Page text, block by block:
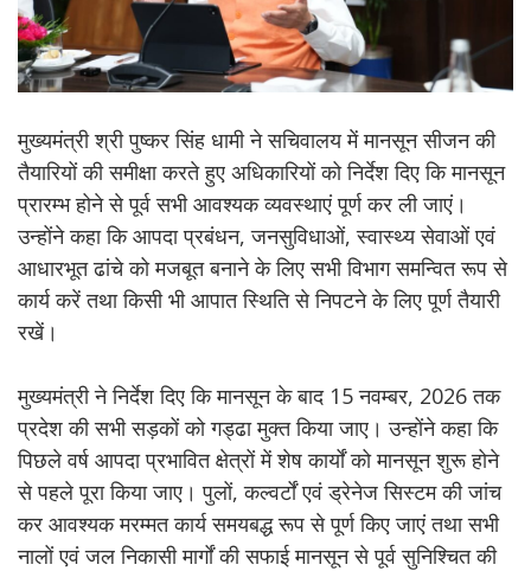
मुख्यमंत्री श्री पुष्कर सिंह धामी ने सचिवालय में मानसून सीजन की
तैयारियों की समीक्षा करते हुए अधिकारियों को निर्देश दिए कि मानसून
प्रारम्भ होने से पूर्व सभी आवश्यक व्यवस्थाएं पूर्ण कर ली जाएं।
उन्होंने कहा कि आपदा प्रबंधन, जनसुविधाओं, स्वास्थ्य सेवाओं एवं
आधारभूत ढांचे को मजबूत बनाने के लिए सभी विभाग समन्वित रूप से
कार्य करें तथा किसी भी आपात स्थिति से निपटने के लिए पूर्ण तैयारी
रखें।
मुख्यमंत्री ने निर्देश दिए कि मानसून के बाद 15 नवम्बर, 2026 तक
प्रदेश की सभी सड़कों को गड्ढा मुक्त किया जाए। उन्होंने कहा कि
पिछले वर्ष आपदा प्रभावित क्षेत्रों में शेष कार्यों को मानसून शुरू होने
से पहले पूरा किया जाए। पुलों, कल्वर्टों एवं ड्रेनेज सिस्टम की जांच
कर आवश्यक मरम्मत कार्य समयबद्ध रूप से पूर्ण किए जाएं तथा सभी
नालों एवं जल निकासी मार्गों की सफाई मानसून से पूर्व सुनिश्चित की